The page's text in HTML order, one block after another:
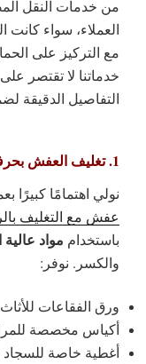
من خدمات النقل
العملاء، سواء كانت
مع التركيز على
خدماتنا لا تقتصر
التفاصيل الدقيقة
1. تغليف العفش بحرفية عالية
نولي اهتمامًا كبيرًا
عفش مع التغليف
باستخدام مواد عالية
والكسر. نوفر:
ورق الفقاعات
أكياس مخصصة
أغطية خاصة